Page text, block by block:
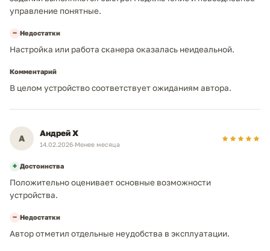
Габариты (ШхВхГ)
Масса
Уровень шума (ожидание)
управление понятные.
− Недостатки
Настройка или работа сканера оказалась неидеальной.
Комментарий
В целом устройство соответствует ожиданиям автора.
А Андрей Х
14.02.2026·Менее месяца
+ Достоинства
Положительно оценивает основные возможности
устройства.
− Недостатки
Автор отметил отдельные неудобства в эксплуатации.